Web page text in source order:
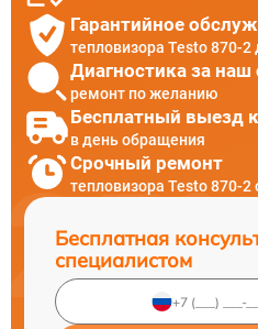
Гарантийное
тепловизора Testo 870-2
Диагностика за наш
ремонт по желанию
Бесплатный выезд
в день обращения
Срочный ремонт
тепловизора Testo 870-2
Бесплатная
специалистом